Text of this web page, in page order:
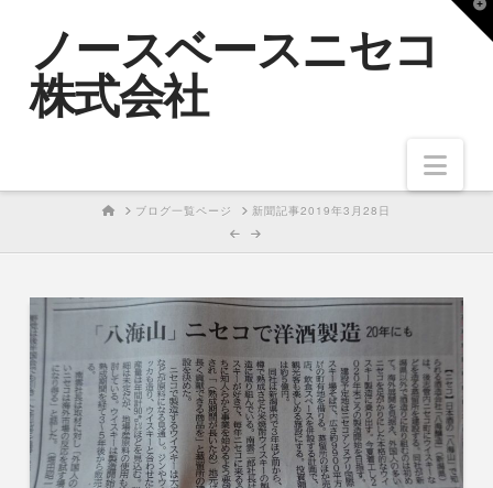
ノースベースニセコ
株式会社
HOMEブログ一覧ページ 新聞記事2019年3月28日